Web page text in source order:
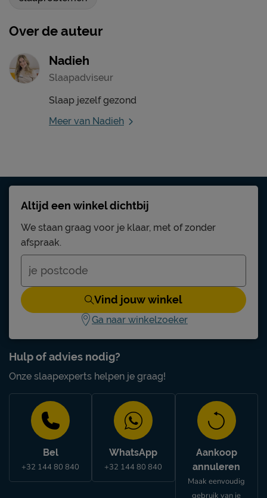
Over de auteur
Nadieh
Slaapadviseur
Slaap jezelf gezond
Meer van Nadieh
Hulp of advies nodig?
Onze slaapexperts helpen je graag!
Bel
+32 144 80 840
WhatsApp
+32 144 80 840
Aankoop
annuleren
Maak eenvoudig
gebruik van je
Altijd een winkel dichtbij
We staan graag voor je klaar, met of zonder
afspraak.
Vind jouw winkel
Ga naar winkelzoeker